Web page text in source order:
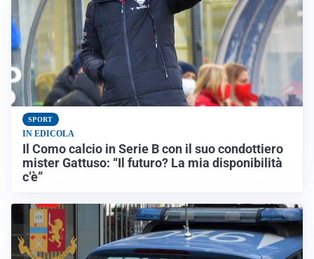
SPORT
IN EDICOLA
Il Como calcio in Serie B con il suo condottiero
mister Gattuso: “Il futuro? La mia disponibilità
c’è”